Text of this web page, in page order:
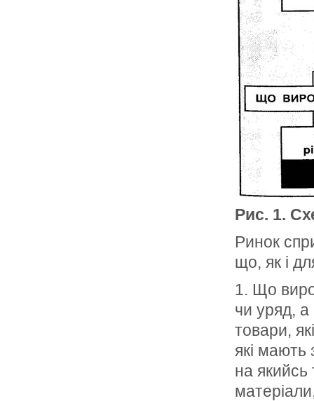
Рис. 1.
Ринок
що, як і
1. Що
чи уряд, а
товари,
які мають
на якийсь